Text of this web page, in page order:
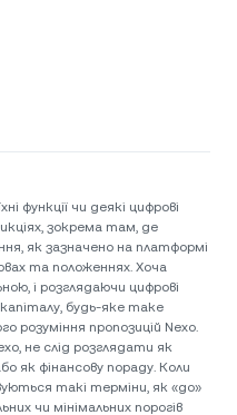
функції чи деякі цифрові
зокрема там, де
як зазначено на платформі
та положеннях. Хоча
і розглядаючи цифрові
будь-яке таке
розуміння пропозицій Nexo.
не слід розглядати як
як фінансову пораду. Коли
такі терміни, як «до»
чи мінімальних порогів